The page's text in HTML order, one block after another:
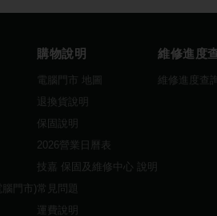
腦門市)
購物說明
電腦門市 地圖
退換貨說明
保固說明
2026營業日曆表
技嘉 保固及維修中心 說明
常見問題
運費說明
維修進度
維修進度查